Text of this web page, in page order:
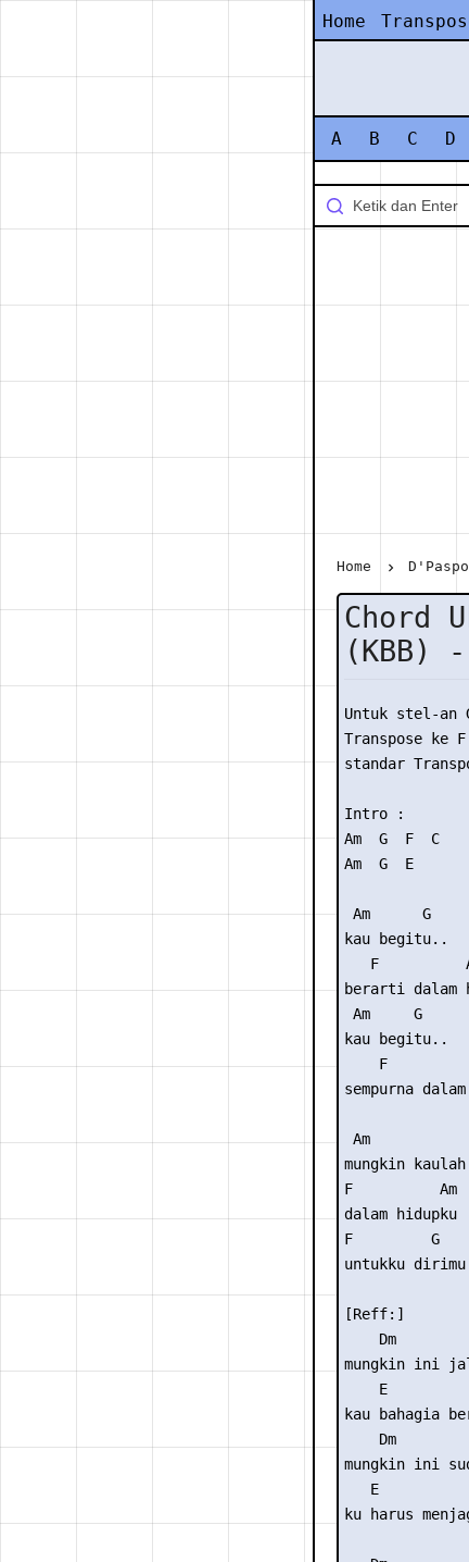
Home
A B C D
Home
Chord
(KBB)
Untuk stel-an
Transpose ke
standar
Intro :
Am  G  F  C
Am  G  E
Am      G
kau begitu..
F
berarti dalam
Am     G
kau begitu..
F
sempurna
Am
mungkin
F          Am
dalam hidupku
F         G
untukku
[Reff:]
Dm
mungkin ini
E
kau bahagia
Dm
mungkin ini
E
ku harus